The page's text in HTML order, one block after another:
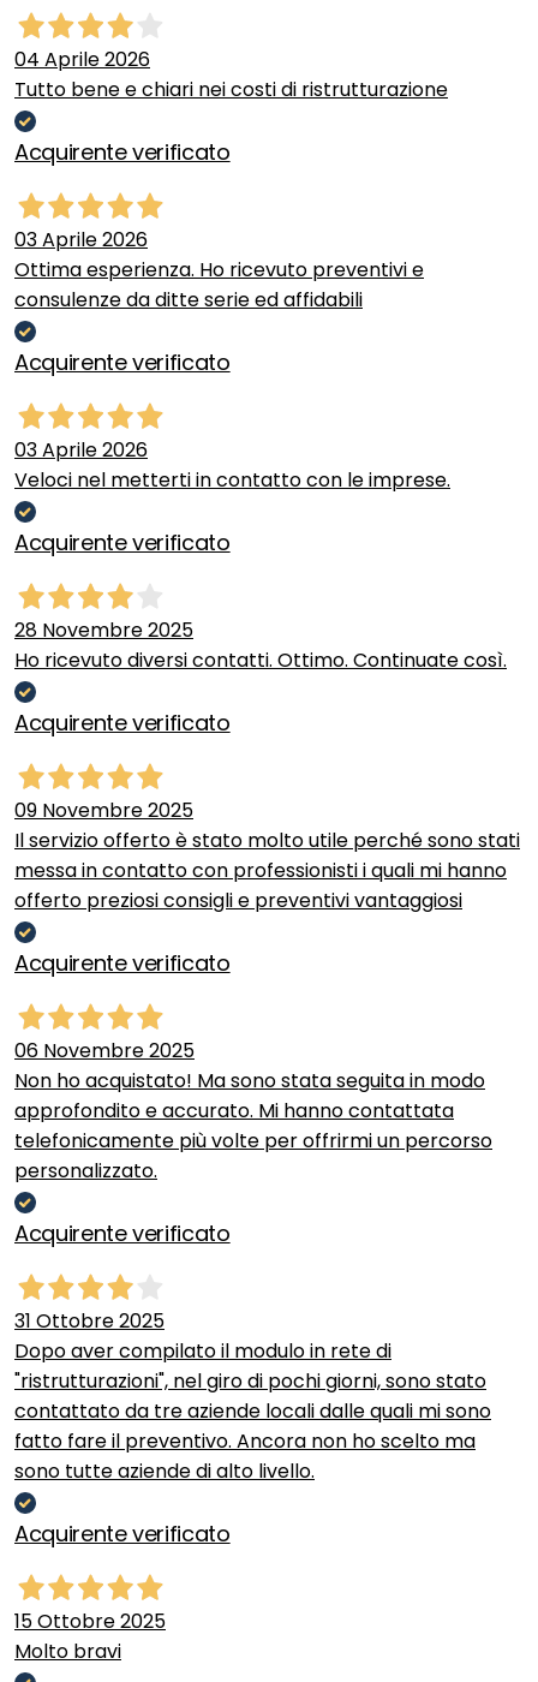
04 Aprile 2026
Tutto bene e chiari nei costi di ristrutturazione
Acquirente verificato
03 Aprile 2026
Ottima esperienza. Ho ricevuto preventivi e
consulenze da ditte serie ed affidabili
Acquirente verificato
03 Aprile 2026
Veloci nel metterti in contatto con le imprese.
Acquirente verificato
28 Novembre 2025
Ho ricevuto diversi contatti. Ottimo. Continuate così.
Acquirente verificato
09 Novembre 2025
Il servizio offerto è stato molto utile perché sono stati
messa in contatto con professionisti i quali mi hanno
offerto preziosi consigli e preventivi vantaggiosi
Acquirente verificato
06 Novembre 2025
Non ho acquistato! Ma sono stata seguita in modo
approfondito e accurato. Mi hanno contattata
telefonicamente più volte per offrirmi un percorso
personalizzato.
Acquirente verificato
31 Ottobre 2025
Dopo aver compilato il modulo in rete di
"ristrutturazioni", nel giro di pochi giorni, sono stato
contattato da tre aziende locali dalle quali mi sono
fatto fare il preventivo. Ancora non ho scelto ma
sono tutte aziende di alto livello.
Acquirente verificato
15 Ottobre 2025
Molto bravi